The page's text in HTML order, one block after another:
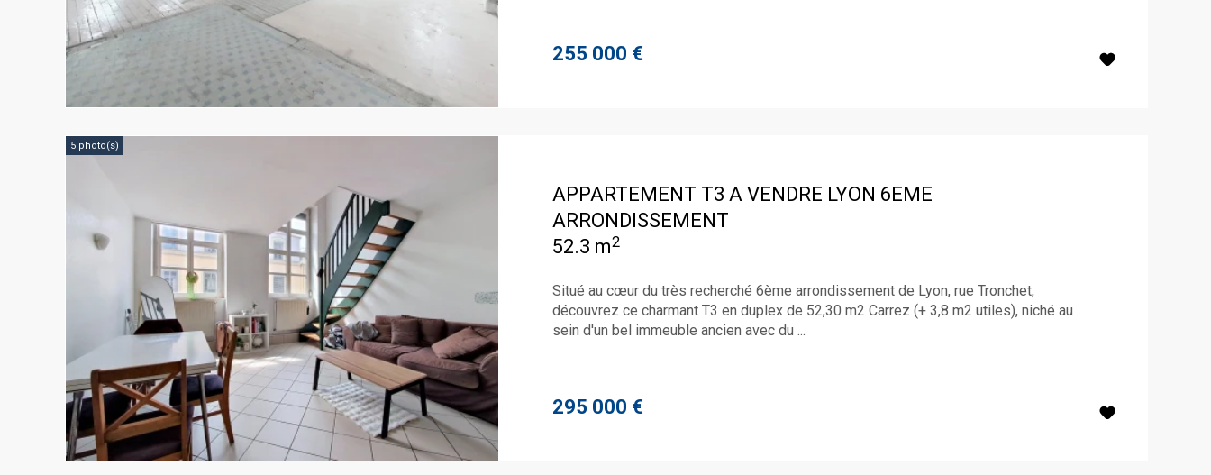
255 000 €
5 photo(s)
APPARTEMENT T3 A VENDRE LYON 6EME
ARRONDISSEMENT
52.3 m2
295 000 €
Situé au cœur du très recherché 6ème arrondissement de Lyon, rue Tronchet,
découvrez ce charmant T3 en duplex de 52,30 m2 Carrez (+ 3,8 m2 utiles), niché au
sein d'un bel immeuble ancien avec du ...